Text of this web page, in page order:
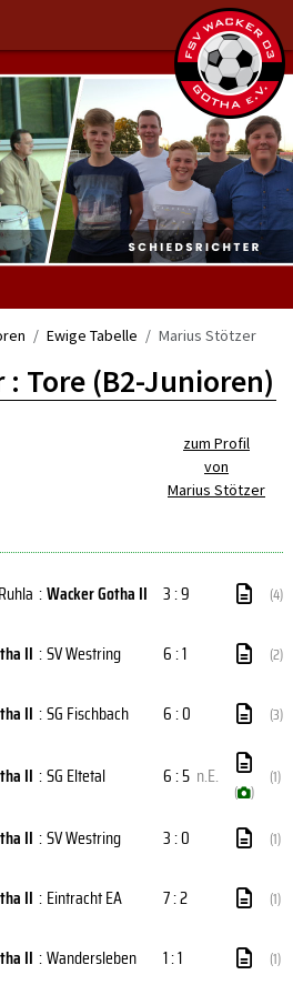
Ewige Tabelle Marius Stötzer
Tore (B2-Junioren)
zum Profil
von
Marius Stötzer
:Wacker Gotha II 3 : 9 (4)
II :SV Westring 6 : 1 (2)
II :SG Fischbach 6 : 0 (3)
II :SG Eltetal 6 : 5 n.E.
( )
(1)
II :SV Westring 3 : 0 (1)
II : Eintracht EA 7 : 2 (1)
II :Wandersleben 1 : 1 (1)